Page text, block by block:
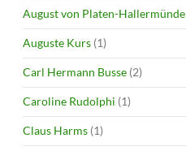
August von Platen-Hallermünde
Auguste Kurs (1)
Carl Hermann Busse (2)
Caroline Rudolphi (1)
Claus Harms (1)